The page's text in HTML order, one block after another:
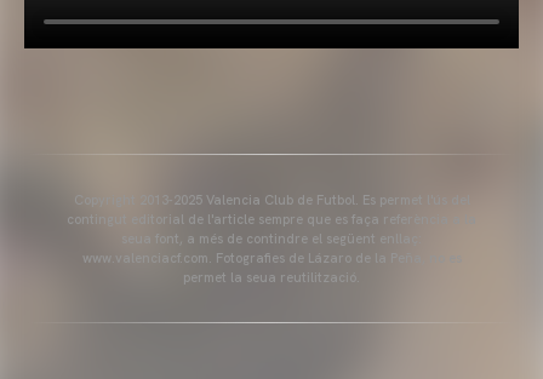
Copyright 2013-2025 Valencia Club de Futbol. Es permet l'ús del
contingut editorial de l'article sempre que es faça referència a la
seua font, a més de contindre el següent enllaç:
www.valenciacf.com. Fotografies de Lázaro de la Peña, no es
permet la seua reutilització.